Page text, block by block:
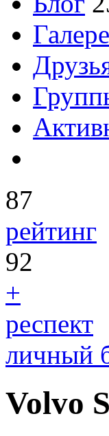
87
рейтинг
92
+
респект
личный
Volvo